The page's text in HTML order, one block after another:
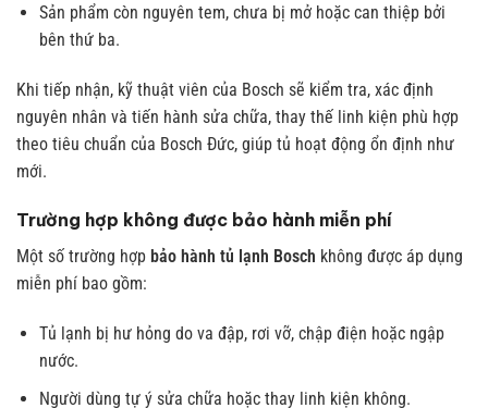
Sản phẩm còn nguyên tem, chưa bị mở hoặc can thiệp bởi
bên thứ ba.
Khi tiếp nhận, kỹ thuật viên của Bosch sẽ kiểm tra, xác định
nguyên nhân và tiến hành sửa chữa, thay thế linh kiện phù hợp
theo tiêu chuẩn của Bosch Đức, giúp tủ hoạt động ổn định như
mới.
Trường hợp không được bảo hành miễn phí
Một số trường hợp bảo hành tủ lạnh Bosch không được áp dụng
miễn phí bao gồm:
Tủ lạnh bị hư hỏng do va đập, rơi vỡ, chập điện hoặc ngập
nước.
Người dùng tự ý sửa chữa hoặc thay linh kiện không.